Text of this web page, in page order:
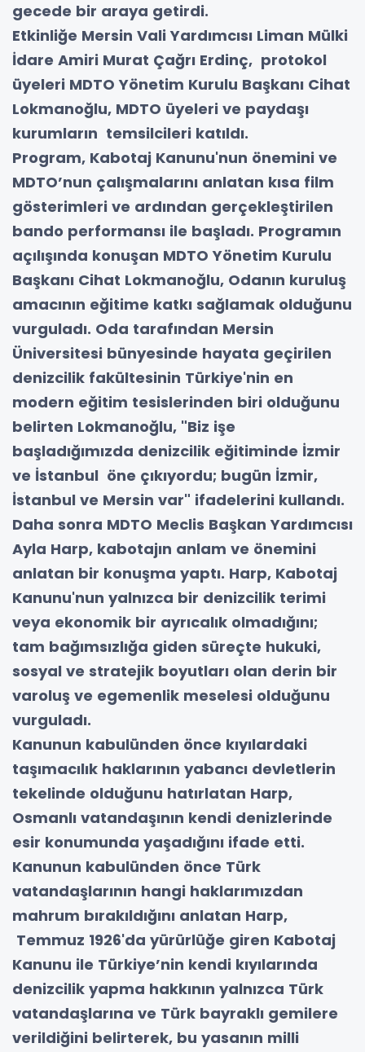
gecede bir araya getirdi.
Etkinliğe Mersin Vali Yardımcısı Liman Mülki
İdare Amiri Murat Çağrı Erdinç, protokol
üyeleri MDTO Yönetim Kurulu Başkanı Cihat
Lokmanoğlu, MDTO üyeleri ve paydaşı
kurumların temsilcileri katıldı.
Program, Kabotaj Kanunu'nun önemini ve
MDTO’nun çalışmalarını anlatan kısa film
gösterimleri ve ardından gerçekleştirilen
bando performansı ile başladı. Programın
açılışında konuşan MDTO Yönetim Kurulu
Başkanı Cihat Lokmanoğlu, Odanın kuruluş
amacının eğitime katkı sağlamak olduğunu
vurguladı. Oda tarafından Mersin
Üniversitesi bünyesinde hayata geçirilen
denizcilik fakültesinin Türkiye'nin en
modern eğitim tesislerinden biri olduğunu
belirten Lokmanoğlu, "Biz işe
başladığımızda denizcilik eğitiminde İzmir
ve İstanbul öne çıkıyordu; bugün İzmir,
İstanbul ve Mersin var" ifadelerini kullandı.
Daha sonra MDTO Meclis Başkan Yardımcısı
Ayla Harp, kabotajın anlam ve önemini
anlatan bir konuşma yaptı. Harp, Kabotaj
Kanunu'nun yalnızca bir denizcilik terimi
veya ekonomik bir ayrıcalık olmadığını;
tam bağımsızlığa giden süreçte hukuki,
sosyal ve stratejik boyutları olan derin bir
varoluş ve egemenlik meselesi olduğunu
vurguladı.
Kanunun kabulünden önce kıyılardaki
taşımacılık haklarının yabancı devletlerin
tekelinde olduğunu hatırlatan Harp,
Osmanlı vatandaşının kendi denizlerinde
esir konumunda yaşadığını ifade etti.
Kanunun kabulünden önce Türk
vatandaşlarının hangi haklarımızdan
mahrum bırakıldığını anlatan Harp,
Temmuz 1926'da yürürlüğe giren Kabotaj
Kanunu ile Türkiye’nin kendi kıyılarında
denizcilik yapma hakkının yalnızca Türk
vatandaşlarına ve Türk bayraklı gemilere
verildiğini belirterek, bu yasanın milli